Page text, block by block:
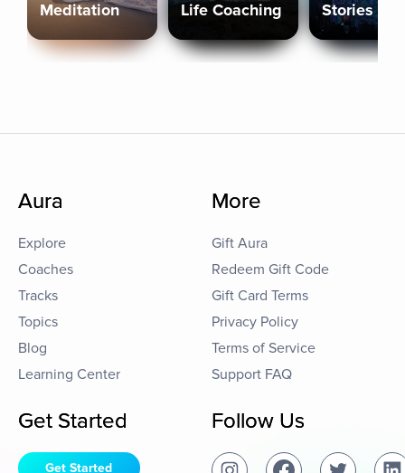
Meditation Life Coaching Stories
Aura
Explore
Coaches
Tracks
Topics
Blog
Learning Center
More
Gift Aura
Redeem Gift Code
Gift Card Terms
Privacy Policy
Terms of Service
Support FAQ
Get Started
Get Started
Follow Us